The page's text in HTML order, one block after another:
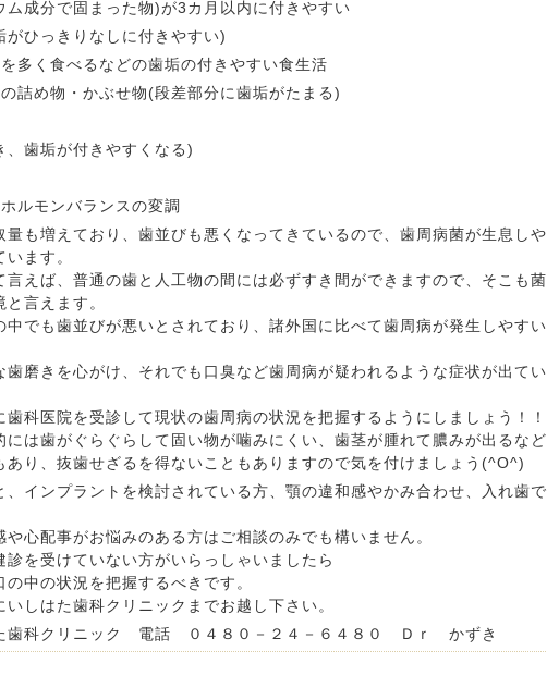
ム成分で固まった物)が3カ月以内に付きやすい
ひっきりなしに付きやすい)
多く食べるなどの歯垢の付きやすい食生活
詰め物・かぶせ物(段差部分に歯垢がたまる)
歯垢が付きやすくなる)
ルモンバランスの変調
量も増えており、歯並びも悪くなってきているので、歯周病菌が生息しや
ます。
言えば、普通の歯と人工物の間には必ずすき間ができますので、そこも菌
言えます。
中でも歯並びが悪いとされており、諸外国に比べて歯周病が発生しやすい
歯磨きを心がけ、それでも口臭など歯周病が疑われるような症状が出てい
科医院を受診して現状の歯周病の状況を把握するようにしましょう！！
には歯がぐらぐらして固い物が噛みにくい、歯茎が腫れて膿みが出るなど
あり、抜歯せざるを得ないこともありますので気を付けましょう(^O^)
、インプラントを検討されている方、顎の違和感やかみ合わせ、入れ歯で
心配事がお悩みのある方はご相談のみでも構いません。
診を受けていない方がいらっしゃいましたら
中の状況を把握するべきです。
しはた歯科クリニックまでお越し下さい。
科クリニック 電話 ０４８０－２４－６４８０ Ｄｒ かずき